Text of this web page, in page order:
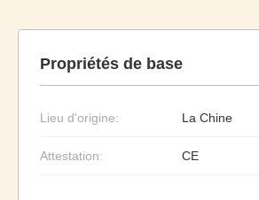
Propriétés de base
Lieu d'origine: La Chine
Attestation: CE